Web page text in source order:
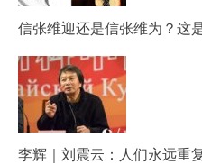
信张维迎还是信张维为？这
李辉｜刘震云：人们永远重